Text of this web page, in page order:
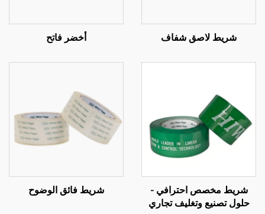
شريط لاصق شفاف أخضر فاتح
شريط مخصص احترافي -
حلول تصنيع وتغليف تجاري
شريط فائق الوضوح